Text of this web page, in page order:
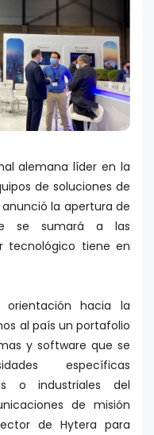
alemana líder en la
de soluciones de
la apertura de
se sumará a las
tecnológico tiene en
orientación hacia la
al país un portafolio
y software que se
específicas
o industriales del
de misión
de Hytera para